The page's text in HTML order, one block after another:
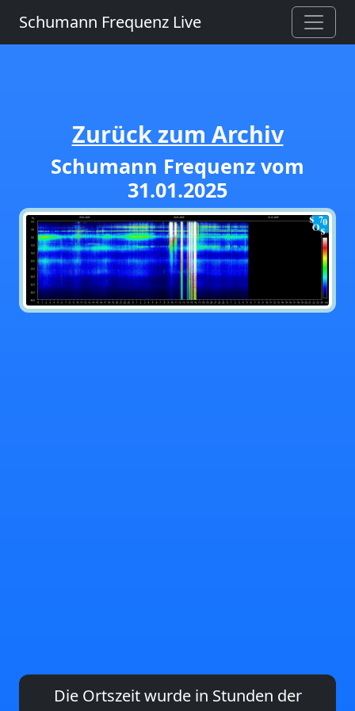
Schumann Frequenz Live
Zurück zum Archiv
Schumann Frequenz vom
31.01.2025
Die Ortszeit wurde in Stunden der